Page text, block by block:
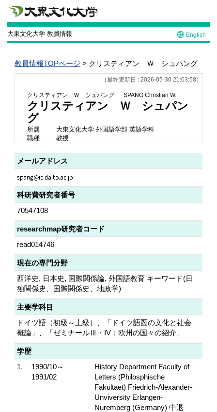
大東文化大学 教員情報 English
教員情報TOPページ > クリスティアン Ｗ シュパング
（最終更新日 : 2026-05-30 21:03:58）
クリスティアン Ｗ シュパング SPANG Christian W.
クリスティアン Ｗ シュパン
グ
所属
大東文化大学 外国語学部 英語学科
職種
教授
メールアドレス
科研費研究者番号
70547108
researchmap研究者コード
read014746
現在の専門分野
西洋史, 日本史, 国際関係論, 外国語教育 キーワード(日
独関係史、国際関係史、地政学)
主要学科目
ドイツ語（初級～上級）、「ドイツ語圏の文化と社会
概論」、「ゼミナールⅢ・IV：欧州の国々の紹介」
学歴
1.
1990/10～
1991/02
History Department Faculty of
Letters (Philosphische
Fakultaet) Friedrich-Alexander-
Unviversity Erlangen-
Nuremberg (Germany) 中退